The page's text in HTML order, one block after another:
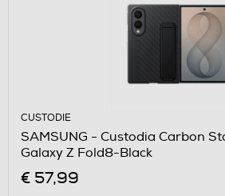
CUSTODIE
SAMSUNG - Custodia Carbon
Galaxy Z Fold8-Black
€ 57,99